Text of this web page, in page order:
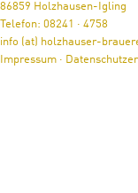
86859 Holzhausen-Igling
Telefon: 08241 · 4758
info (at) holzhauser-
Impressum ·